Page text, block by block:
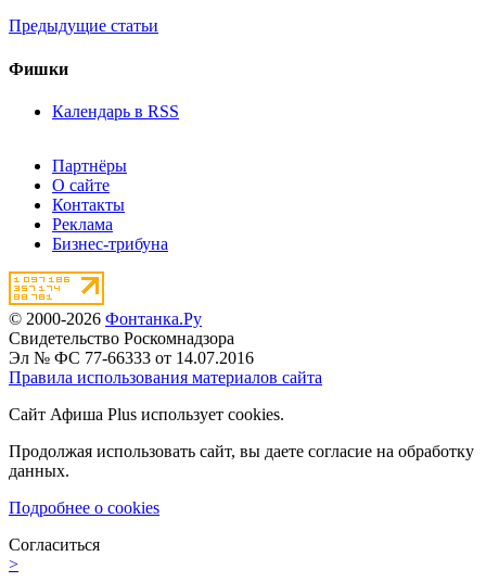
Предыдущие статьи
Фишки
Календарь в RSS
Партнёры
О сайте
Контакты
Реклама
Бизнес-трибуна
© 2000-2026 Фонтанка.Ру
Свидетельство Роскомнадзора
Эл № ФС 77-66333 от 14.07.2016
Правила использования материалов сайта
Сайт Афиша Plus использует cookies.
Продолжая использовать сайт, вы даете согласие на обработку
данных.
Подробнее о cookies
Согласиться
>